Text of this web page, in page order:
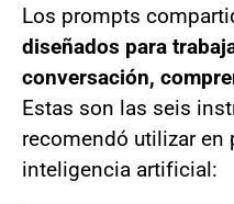
Los prompts
diseñados para
conversación,
Estas son las seis
recomendó utilizar en
inteligencia artificial: